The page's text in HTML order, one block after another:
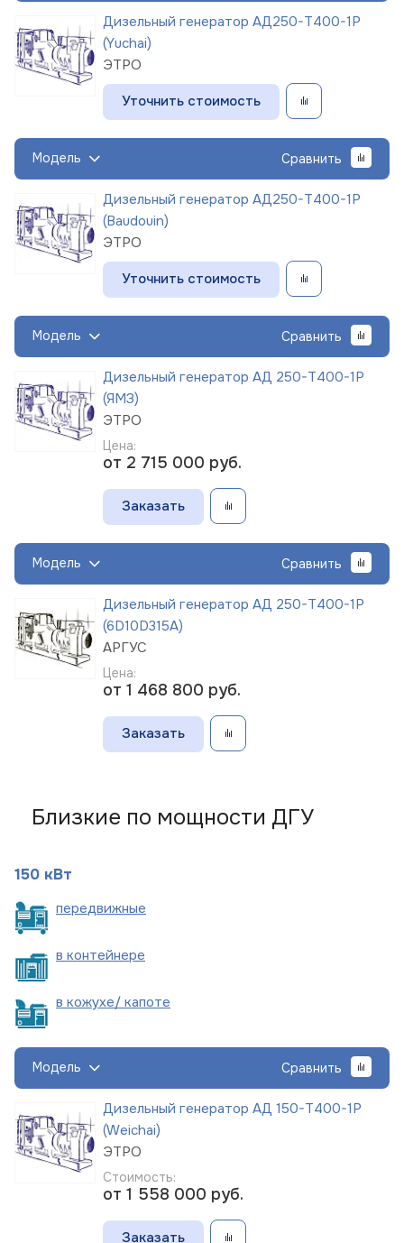
Дизельный генератор АД250-Т400-1Р
(Yuchai)
ЭТРО
Уточнить стоимость
Модель Сравнить
Дизельный генератор АД250-Т400-1Р
(Baudouin)
ЭТРО
Уточнить стоимость
Модель Сравнить
Дизельный генератор АД 250-Т400-1Р
(ЯМЗ)
ЭТРО
Цена:
от 2 715 000 руб.
Заказать
Модель Сравнить
Дизельный генератор АД 250-Т400-1Р
(6D10D315A)
АРГУС
Цена:
от 1 468 800 руб.
Заказать
Близкие по мощности ДГУ
150 кВт
передвижные
в контейнере
в кожухе/ капоте
Модель Сравнить
Дизельный генератор АД 150-Т400-1Р
(Weichai)
ЭТРО
Стоимость:
от 1 558 000 руб.
Заказать